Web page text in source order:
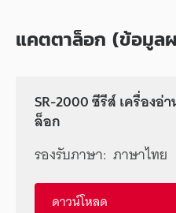
แคตตาล็อก (ข้อมู
SR-2000 ซีรีส์ เครื่องอ่
ล็อก
รองรับภาษา: ภาษาไทย
ดาวน์โหลด